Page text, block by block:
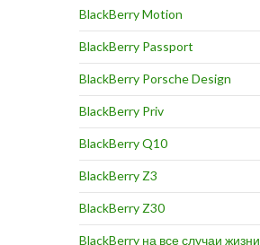
BlackBerry Motion
BlackBerry Passport
BlackBerry Porsche Design
BlackBerry Priv
BlackBerry Q10
BlackBerry Z3
BlackBerry Z30
BlackBerry на все случаи жизни